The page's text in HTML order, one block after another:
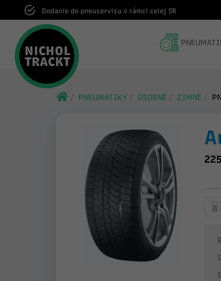
Dodanie do pneuservisu v rámci celej SR
PNEUMATIKY OSOBNÉ ZIMNÉ